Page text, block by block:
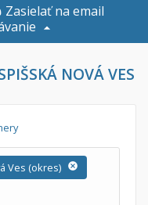
Zasielať na email
NOVÁ VES
Ves (okres) cancel